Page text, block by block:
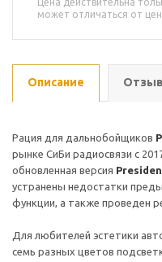
может отличаться от
Описание
Рация для дальнобойщиков
рынке СиБи радиосвязи с
обновленная версия
устранены недостатки
функции, а также проведен
Для любителей эстетики
семь разных цветов